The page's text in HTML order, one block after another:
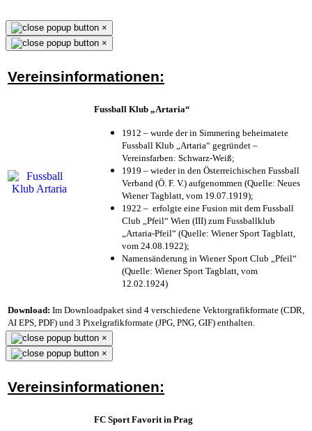
×
×
Vereinsinformationen:
Fussball Klub „Artaria“
1912 – wurde der in Simmering beheimatete
Fussball Klub „Artaria“ gegründet –
Vereinsfarben: Schwarz-Weiß;
1919 – wieder in den Österreichischen Fussball
Verband (Ö. F. V.) aufgenommen (Quelle: Neues
Wiener Tagblatt, vom 19.07.1919);
1922 – erfolgte eine Fusion mit dem Fussball
Club „Pfeil“ Wien (III) zum Fussballklub
„Artaria-Pfeil“ (Quelle: Wiener Sport Tagblatt,
vom 24.08.1922);
Namensänderung in Wiener Sport Club „Pfeil“
(Quelle: Wiener Sport Tagblatt, vom
12.02.1924)
Download: Im Downloadpaket sind 4 verschiedene Vektorgrafikformate (CDR,
AI EPS, PDF) und 3 Pixelgrafikformate (JPG, PNG, GIF) enthalten.
×
×
Vereinsinformationen:
FC Sport Favorit in Prag